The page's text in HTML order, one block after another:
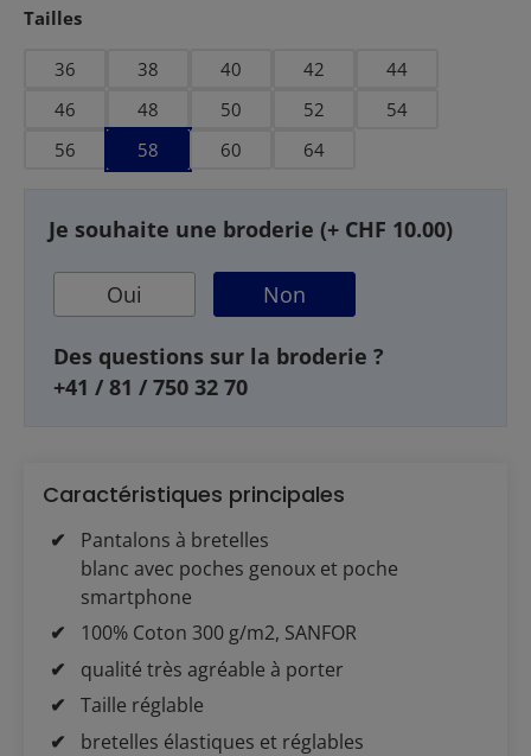
Sélectionnez
Tailles
36 38 40 42
44
46
48 50 52
54
56
58 60 64
Je souhaite une broderie (+ CHF 10.00)
Oui Non
Des questions sur la broderie ?
+41 / 81 / 750 32 70
Caractéristiques principales
Pantalons à bretelles
blanc avec poches genoux et poche
smartphone
100% Coton 300 g/m2, SANFOR
qualité très agréable à porter
Taille réglable
bretelles élastiques et réglables